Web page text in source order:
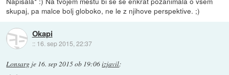
skupaj, pa malce bolj globoko, ne le z njihove perspektive. ;)
Okapi
:: 16. sep 2015, 22:37
Lonsarg je 16. sep 2015 ob 19:06izjavil: